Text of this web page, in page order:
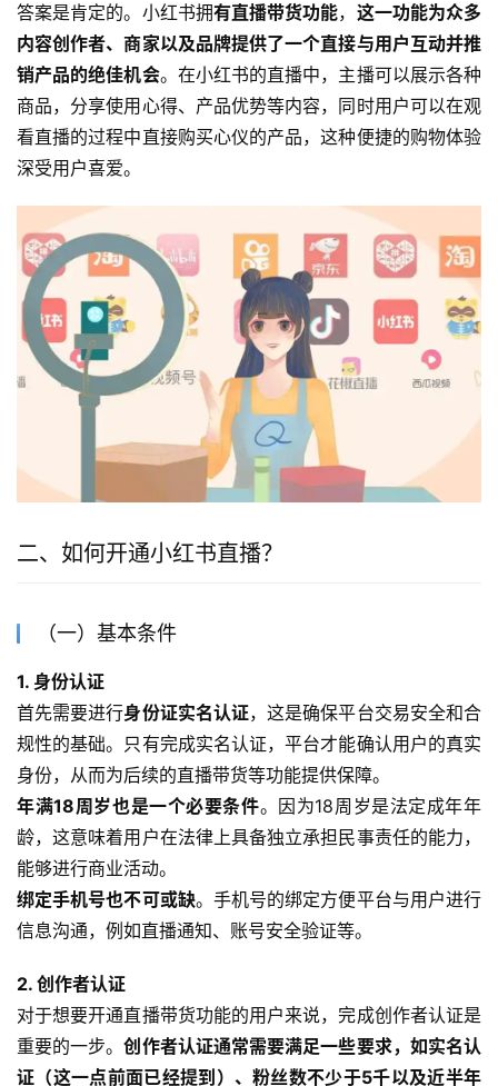
答案是肯定的。小红书拥有直播带货功能， 这一功能为众多
内容创作者、商家以及品牌提供了一个直接与用户互动并推
销产品的绝佳机会。在小红书的直播中，主播可以展示各种
商品，分享使用心得、产品优势等内容，同时用户可以在观
看直播的过程中直接购买心仪的产品，这种便捷的购物体验
深受用户喜爱。
二、如何开通小红书直播？
（一）基本条件
1. 身份认证
首先需要进行身份证实名认证，这是确保平台交易安全和合
规性的基础。只有完成实名认证，平台才能确认用户的真实
身份，从而为后续的直播带货等功能提供保障。
年满18周岁也是一个必要条件。因为18周岁是法定成年年
龄，这意味着用户在法律上具备独立承担民事责任的能力，
能够进行商业活动。
绑定手机号也不可或缺。手机号的绑定方便平台与用户进行
信息沟通，例如直播通知、账号安全验证等。
2. 创作者认证
对于想要开通直播带货功能的用户来说，完成创作者认证是
重要的一步。创作者认证通常需要满足一些要求，如实名认
证（这一点前面已经提到）、粉丝数不少于5千以及近半年